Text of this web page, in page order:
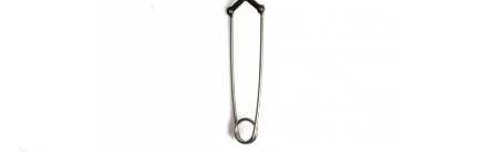
10 november 2024